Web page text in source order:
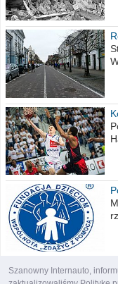
Szanowny Internauto,